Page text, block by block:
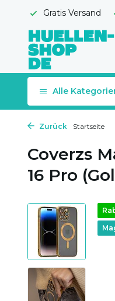
Gratis Versand
Alle
Zurück Startseite
Coverzs
16 Pro